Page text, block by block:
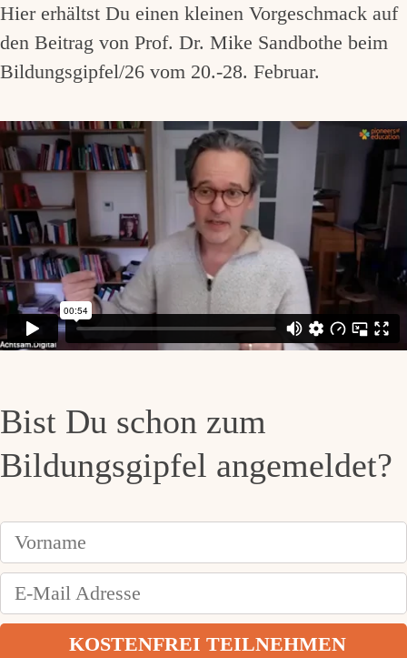
Hier erhältst Du einen kleinen Vorgeschmack auf
den Beitrag von Prof. Dr. Mike Sandbothe beim
Bildungsgipfel/26 vom 20.-28. Februar.
Bist Du schon zum
Bildungsgipfel angemeldet?